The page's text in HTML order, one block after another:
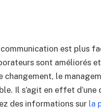
est plus
sont améliorés
le
Il s’agit en effet d’une
des informations sur la